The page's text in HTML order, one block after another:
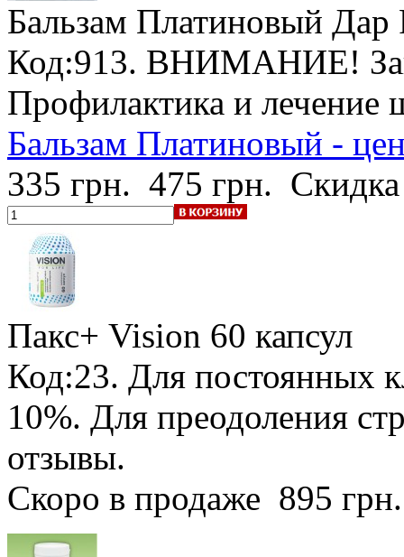
Бальзам Платиновый Дар
Код:913. ВНИМАНИЕ!
Профилактика и лечение
Бальзам Платиновый -
335 грн. 475 грн.
Пакс+ Vision 60 капсул
Код:23. Для постоянных
10%. Для преодоления
отзывы.
Скоро в продаже 895